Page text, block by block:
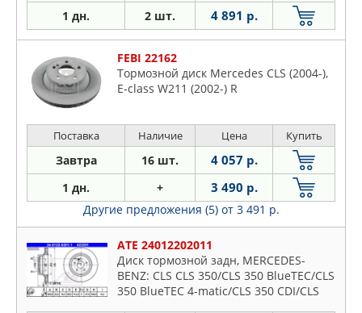
1 дн. 2 шт. 4 891 р.
FEBI 22162
Тормозной диск Mercedes CLS (2004-),
E-class W211 (2002-) R
Поставка Наличие Цена Купить
Завтра 16 шт. 4 057 р.
1 дн. + 3 490 р.
Другие предложения (5) от 3 491 р.
ATE 24012202011
Диск тормозной задн, MERCEDES-
BENZ: CLS CLS 350/CLS 350 BlueTEC/CLS
350 BlueTEC 4-matic/CLS 350 CDI/CLS